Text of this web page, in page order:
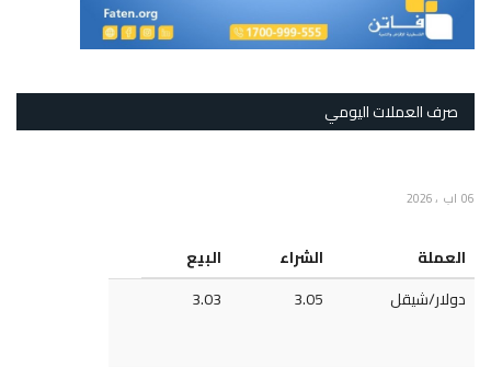
صرف العملات اليومي
06 اب ، 2026
العملة الشراء
البيع
دولار/شيقل
3.05
3.03